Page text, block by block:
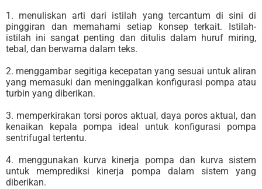
1. menuliskan arti dari istilah yang tercantum di sini di
pinggiran dan memahami setiap konsep terkait. Istilah-
istilah ini sangat penting dan ditulis dalam huruf miring,
tebal, dan berwarna dalam teks.
2. menggambar segitiga kecepatan yang sesuai untuk aliran
yang memasuki dan meninggalkan konfigurasi pompa atau
turbin yang diberikan.
3. memperkirakan torsi poros aktual, daya poros aktual, dan
kenaikan kepala pompa ideal untuk konfigurasi pompa
sentrifugal tertentu.
4. menggunakan kurva kinerja pompa dan kurva sistem
untuk memprediksi kinerja pompa dalam sistem yang
diberikan.